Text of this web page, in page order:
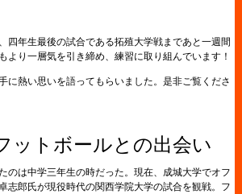
四年生最後の試合である拓殖大学戦まであと一週間
より一層気を引き締め、練習に取り組んでいます！
に熱い思いを語ってもらいました。是非ご覧くださ
ットボールとの出会い
のは中学三年生の時だった。現在、成城大学でオフ
志郎氏が現役時代の関西学院大学の試合を観戦。フ